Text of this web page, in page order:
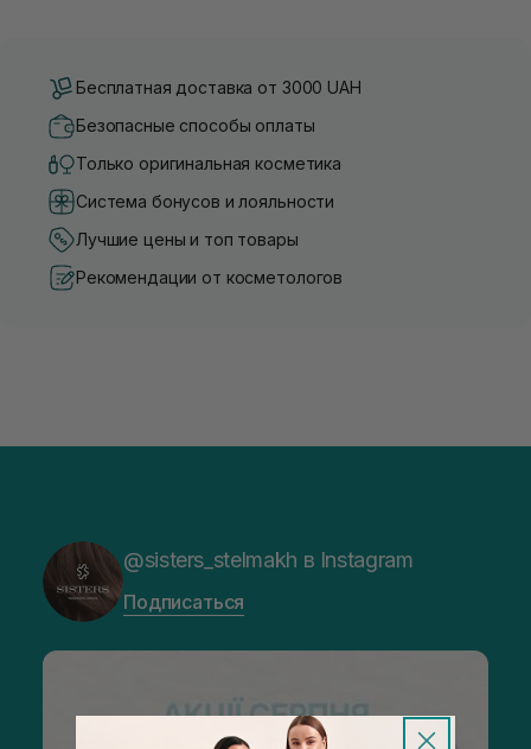
Бесплатная доставка от 3000 UAH
Безопасные способы оплаты
Только оригинальная косметика
Система бонусов и лояльности
Лучшие цены и топ товары
Рекомендации от косметологов
@sisters_stelmakh в Instagram
Подписаться